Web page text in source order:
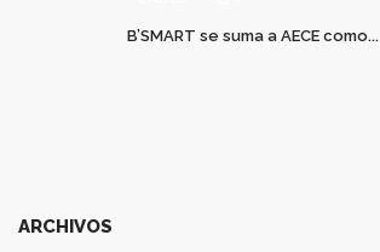
B’SMART se suma a AECE como...
ARCHIVOS